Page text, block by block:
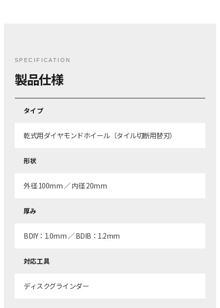
SPECIFICATION
製品仕様
タイプ
乾式用ダイヤモンドホイール（タイル切断用替刃）
形状
外径 100mm ／ 内径 20mm
厚み
BDIY：1.0mm ／ BDIB：1.2mm
対応工具
ディスクグラインダー